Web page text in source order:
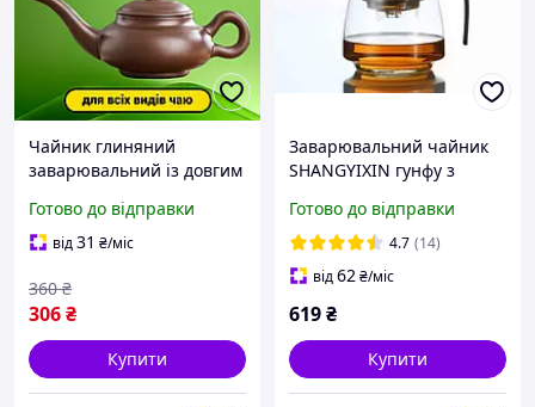
Чайник глиняний
заварювальний із довгим
Коричневий 100 мл для
Гунфу Ча Заварювальний
Готово до відправки
від31 ₴/міс
306₴
360 ₴
Купити
Заварювальний чайник
SHANGYIXIN гунфу з
металевим фільтром і
складаною кришкою 600
мл
Готово до відправки
4.7 (14)
від62₴/міс
619₴
Купити